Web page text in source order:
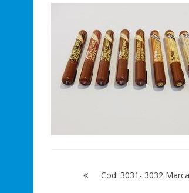
Cod. 3031- 3032